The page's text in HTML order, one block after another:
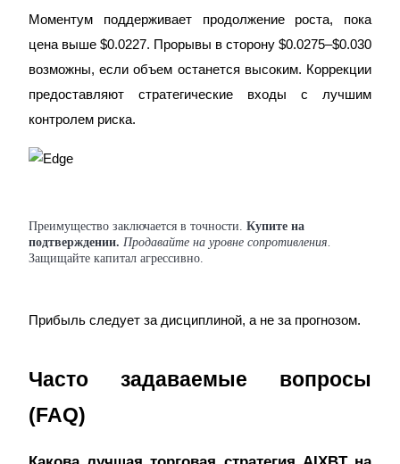
Скачать
приложение Bitrue
Моментум поддерживает продолжение роста, пока
цена выше $0.0227. Прорывы в сторону $0.0275–$0.030
возможны, если объем останется высоким. Коррекции
предоставляют стратегические входы с лучшим
контролем риска.
Преимущество заключается в точности. Купите на
подтверждении. Продавайте на уровне сопротивления.
Защищайте капитал агрессивно.
Прибыль следует за дисциплиной, а не за прогнозом.
Часто задаваемые вопросы
(FAQ)